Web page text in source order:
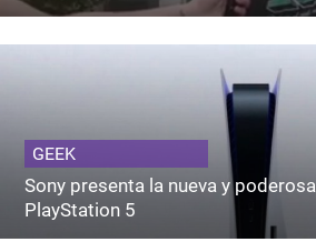
GEEK
Sony presenta la nueva y poderosa
PlayStation 5